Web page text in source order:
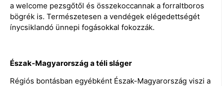
a welcome pezsgőtől és összekoccannak a forraltboros
bögrék is. Természetesen a vendégek elégedettségét
ínycsiklandó ünnepi fogásokkal fokozzák.
Észak-Magyarország a téli sláger
Régiós bontásban egyébként Észak-Magyarország viszi a